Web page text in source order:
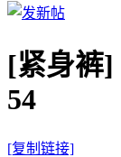
[紧身裤]
54
[复制链接]